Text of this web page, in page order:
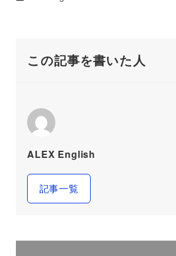
この記事を書いた人
ALEX English
記事一覧